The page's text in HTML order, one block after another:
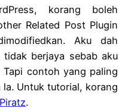
korang boleh
Related Post Plugin
Aku dah
berjaya sebab aku
contoh yang paling
Untuk tutorial, korang
.